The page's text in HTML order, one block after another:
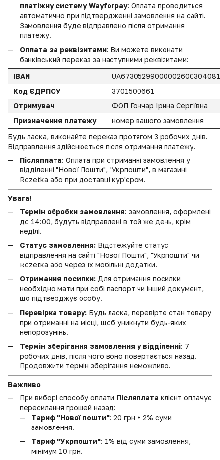
платіжну систему Wayforpay: Оплата проводиться
автоматично при підтвердженні замовлення на сайті.
Замовлення буде відправлено після отримання
платежу.
Оплата за реквізитами: Ви можете виконати
банківський переказ за наступними реквізитами:
IBAN
Код ЄДРПОУ
3701500661
Отримувач
ФОП Гончар Ірина Сергіївна
Призначення платежу
номер вашого замовлення
Будь ласка, виконайте переказ протягом 3 робочих днів.
Відправлення здійснюється після отримання платежу.
Післяплата: Оплата при отриманні замовлення у
відділенні "Нової Пошти", "Укрпошти", в магазині
Rozetka або при доставці кур'єром.
Увага!
Термін обробки замовлення: замовлення, оформлені
до 14:00, будуть відправлені в той же день, крім
неділі.
Статус замовлення: Відстежуйте статус
відправлення на сайті "Нової Пошти", "Укрпошти" чи
Rozetka або через їх мобільні додатки.
Отримання посилки: Для отримання посилки
необхідно мати при собі паспорт чи інший документ,
що підтверджує особу.
Перевірка товару: Будь ласка, перевірте стан товару
при отриманні на місці, щоб уникнути будь-яких
непорозумінь.
Термін зберігання замовлення у відділенні: 7
робочих днів, після чого воно повертається назад.
Продовжити термін зберігання неможливо.
Важливо
При виборі способу оплати Післяплата клієнт оплачує
пересилання грошей назад:
Тариф "Нової пошти": 20 грн + 2% суми
замовлення.
Тариф "Укрпошти": 1% від суми замовлення,
мінімум 10 грн.